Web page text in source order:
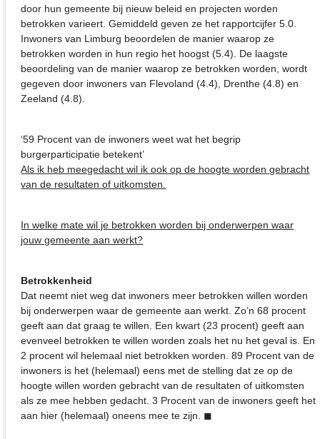
door hun gemeente bij nieuw beleid en projecten worden
betrokken varieert. Gemiddeld geven ze het rapportcijfer 5.0.
Inwoners van Limburg beoordelen de manier waarop ze
betrokken worden in hun regio het hoogst (5.4). De laagste
beoordeling van de manier waarop ze betrokken worden, wordt
gegeven door inwoners van Flevoland (4.4), Drenthe (4.8) en
Zeeland (4.8).
‘59 Procent van de inwoners weet wat het begrip
burgerparticipatie betekent’
Als ik heb meegedacht wil ik ook op de hoogte worden gebracht
van de resultaten of uitkomsten.
In welke mate wil je betrokken worden bij onderwerpen waar
jouw gemeente aan werkt?
Betrokkenheid
Dat neemt niet weg dat inwoners meer betrokken willen worden
bij onderwerpen waar de gemeente aan werkt. Zo’n 68 procent
geeft aan dat graag te willen. Een kwart (23 procent) geeft aan
evenveel betrokken te willen worden zoals het nu het geval is. En
2 procent wil helemaal niet betrokken worden. 89 Procent van de
inwoners is het (helemaal) eens met de stelling dat ze op de
hoogte willen worden gebracht van de resultaten of uitkomsten
als ze mee hebben gedacht. 3 Procent van de inwoners geeft het
aan hier (helemaal) oneens mee te zijn. ◼